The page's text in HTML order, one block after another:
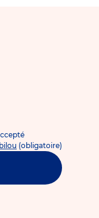
(obligatoire)